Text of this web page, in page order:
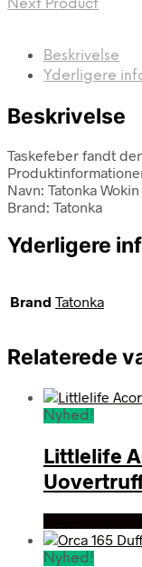
Next Product
Beskrivelse
Yderligere
Beskrivelse
Taskefeber fandt
Navn: Tatonka
Brand: Tatonka
Yderligere
Brand Tatonka
Relaterede
Nyhed!
Littlelife
Nyhed!